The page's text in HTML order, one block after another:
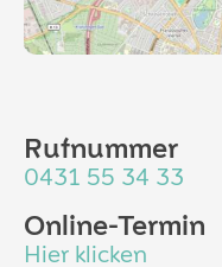
Rufnummer
0431 55 34 33
Online-Termin
Hier klicken